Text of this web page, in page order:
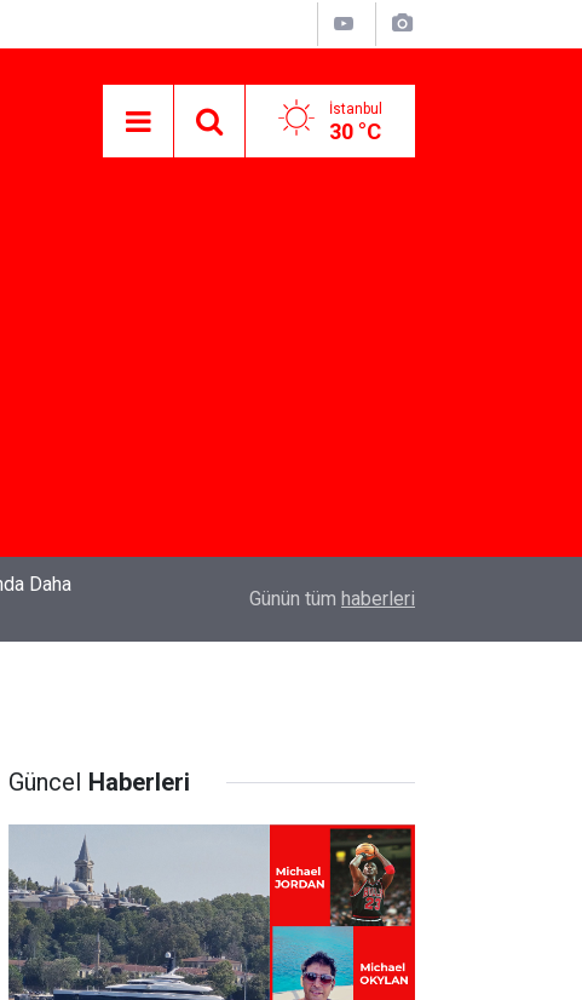
İstanbul
30 °C
Özlem Drahyalı Kimdir, Nereli ve Kaç
Günün tüm haberleri
Güncel Haberleri